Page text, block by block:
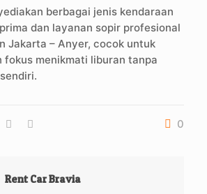
berbagai jenis kendaraan
dan layanan sopir profesional
Jakarta – Anyer, cocok untuk
fokus menikmati liburan tanpa
0
Rent Car Bravia